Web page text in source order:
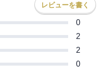
レビューを書く
0
2
2
0